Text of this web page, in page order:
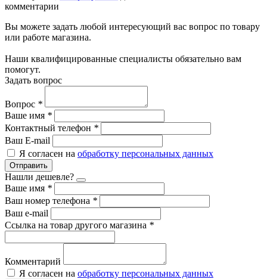
комментарии
Вы можете задать любой интересующий вас вопрос по товару
или работе магазина.
Наши квалифицированные специалисты обязательно вам
помогут.
Задать вопрос
Вопрос *
Ваше имя *
Контактный телефон *
Ваш E-mail
Я согласен на обработку персональных данных
Отправить
Нашли дешевле?
Ваше имя *
Ваш номер телефона *
Ваш e-mail
Ссылка на товар другого магазина *
Комментарий
Я согласен на обработку персональных данных